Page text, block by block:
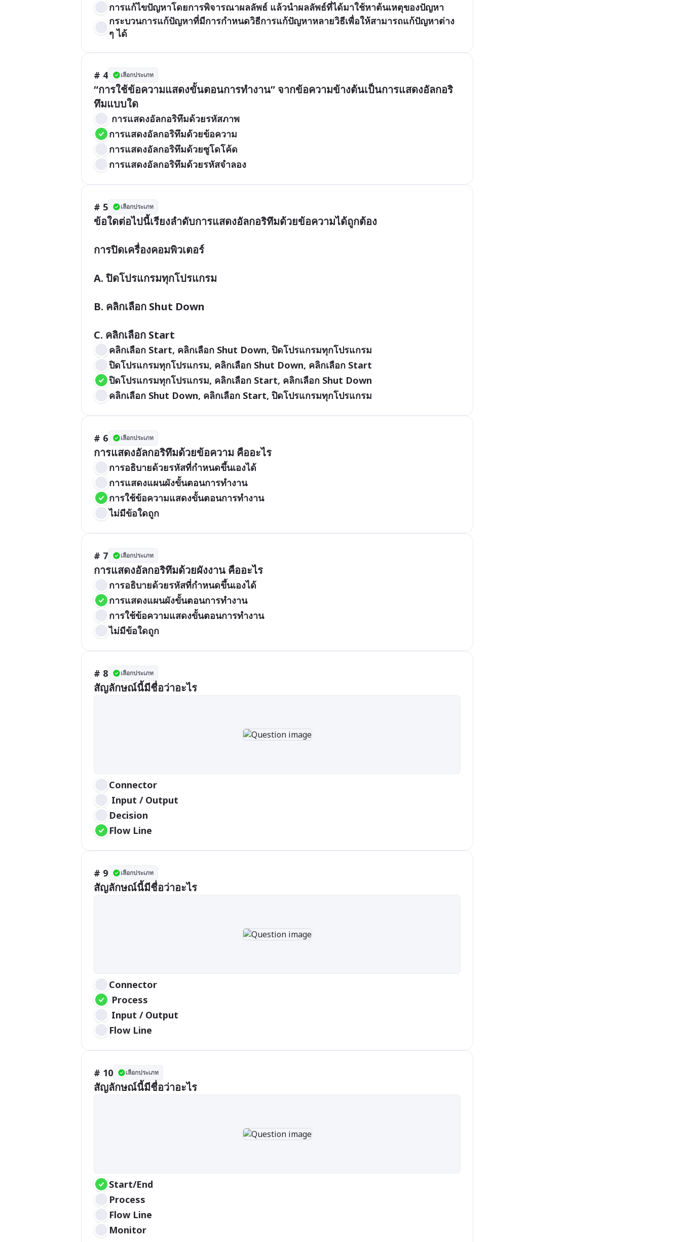
การแก้ไขปัญหาโดยการพิจารณาผลลัพธ์ แล้วนำผลลัพธ์ที่ได้มาใช้หาต้นเหตุของปัญหา
กระบวนการแก้ปัญหาที่มีการกำหนดวิธีการแก้ปัญหาหลายวิธีเพื่อให้สามารถแก้ปัญหาต่าง
ๆ ได้
# 4 เลือกประเภท
“การใช้ข้อความแสดงขั้นตอนการทำงาน” จากข้อความข้างต้นเป็นการแสดงอัลกอริ
ทึมแบบใด
การแสดงอัลกอริทึมด้วยรหัสภาพ
การแสดงอัลกอริทึมด้วยข้อความ
การแสดงอัลกอริทึมด้วยซูโดโค้ด
การแสดงอัลกอริทึมด้วยรหัสจำลอง
# 5 เลือกประเภท
ข้อใดต่อไปนี้เรียงลำดับการแสดงอัลกอริทึมด้วยข้อความได้ถูกต้อง
การปิดเครื่องคอมพิวเตอร์
A. ปิดโปรแกรมทุกโปรแกรม
B. คลิกเลือก Shut Down
C. คลิกเลือก Start
คลิกเลือก Start, คลิกเลือก Shut Down, ปิดโปรแกรมทุกโปรแกรม
ปิดโปรแกรมทุกโปรแกรม, คลิกเลือก Shut Down, คลิกเลือก Start
ปิดโปรแกรมทุกโปรแกรม, คลิกเลือก Start, คลิกเลือก Shut Down
คลิกเลือก Shut Down, คลิกเลือก Start, ปิดโปรแกรมทุกโปรแกรม
# 6 เลือกประเภท
การแสดงอัลกอริทึมด้วยข้อความ คืออะไร
การอธิบายด้วยรหัสที่กำหนดขึ้นเองได้
การแสดงแผนผังขั้นตอนการทำงาน
การใช้ข้อความแสดงขั้นตอนการทำงาน
ไม่มีข้อใดถูก
# 7 เลือกประเภท
การแสดงอัลกอริทึมด้วยผังงาน คืออะไร
การอธิบายด้วยรหัสที่กำหนดขึ้นเองได้
การแสดงแผนผังขั้นตอนการทำงาน
การใช้ข้อความแสดงขั้นตอนการทำงาน
ไม่มีข้อใดถูก
# 8 เลือกประเภท
สัญลักษณ์นี้มีชื่อว่าอะไร
Connector
Input / Output
Decision
Flow Line
# 9 เลือกประเภท
สัญลักษณ์นี้มีชื่อว่าอะไร
Connector
Process
Input / Output
Flow Line
# 10 เลือกประเภท
สัญลักษณ์นี้มีชื่อว่าอะไร
Start/End
Process
Flow Line
Monitor